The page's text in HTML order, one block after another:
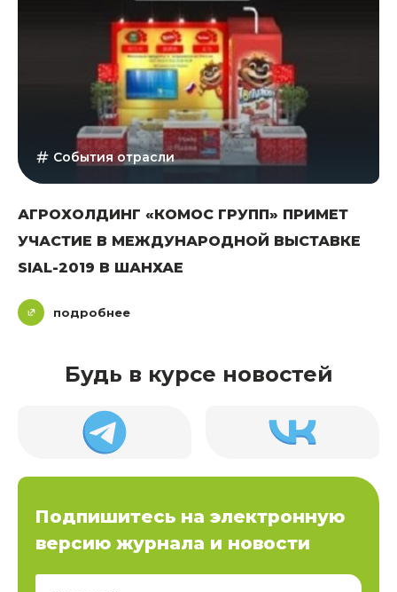
События отрасли
АГРОХОЛДИНГ «КОМОС ГРУПП» ПРИМЕТ
УЧАСТИЕ В МЕЖДУНАРОДНОЙ ВЫСТАВКЕ
SIAL-2019 В ШАНХАЕ
подробнее
Будь в курсе новостей
Подпишитесь на электронную
версию журнала и новости